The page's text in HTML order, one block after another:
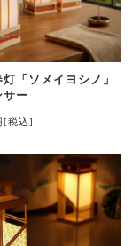
「ソメイヨシノ」
サー
[税込]